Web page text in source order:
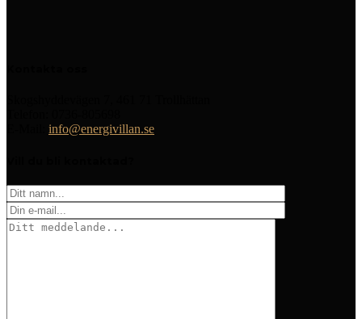
info@energivillan.se